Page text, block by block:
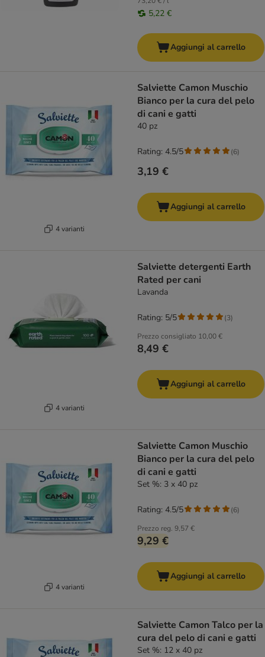
5,22 €
Aggiungi al carrello
4 varianti
Salviette Camon Muschio
Bianco per la cura del pelo
di cani e gatti
40 pz
3,19 €
Rating: 4.5/5 (6)
Aggiungi al carrello
4 varianti
Salviette detergenti Earth
Rated per cani
Lavanda
Prezzo consigliato 10,00 €
8,49 €
Rating: 5/5 (3)
Aggiungi al carrello
4 varianti
Salviette Camon Muschio
Bianco per la cura del pelo
di cani e gatti
Set %: 3 x 40 pz
Prezzo reg. 9,57 €
9,29 €
Rating: 4.5/5 (6)
Aggiungi al carrello
Salviette Camon Talco per la
cura del pelo di cani e gatti
Set %: 12 x 40 pz